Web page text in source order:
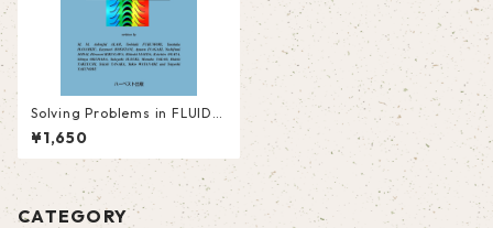
Solving Problems in FLUID E
NGINEERING
¥1,650
CATEGORY